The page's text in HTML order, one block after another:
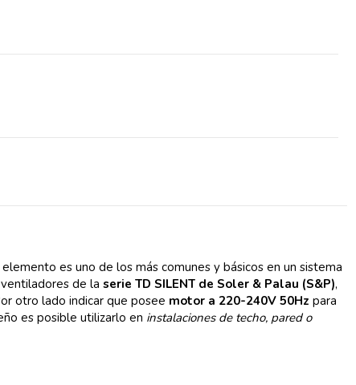
es uno de los más comunes y básicos en un sistema
ventiladores de laserie TD SILENT de Soler & Palau (S&P),
otro lado indicar que posee motor a 220-240V 50Hz para
es posible utilizarlo en instalaciones de techo, pared o